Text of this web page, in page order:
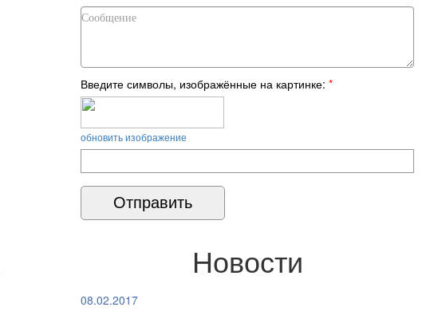
Введите символы, изображённые на картинке: *
обновить изображение
Новости
08.02.2017